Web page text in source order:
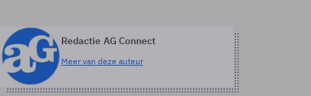
Redactie AG Connect
Meer van deze auteur